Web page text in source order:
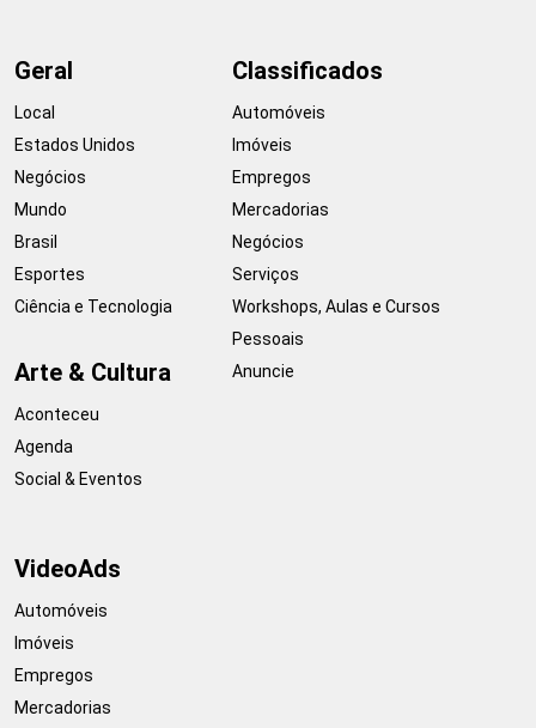
Geral
Local
Estados Unidos
Negócios
Mundo
Brasil
Esportes
Ciência e Tecnologia
Arte & Cultura
Aconteceu
Agenda
Social & Eventos
Classificados
Automóveis
Imóveis
Empregos
Mercadorias
Negócios
Serviços
Workshops, Aulas e Cursos
Pessoais
Anuncie
VideoAds
Automóveis
Imóveis
Empregos
Mercadorias